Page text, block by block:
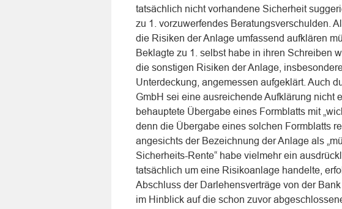
tatsächlich nicht vorhandene Sicherheit
zu 1. vorzuwerfendes Beratungsverschulden.
die Risiken der Anlage umfassend aufklären
Beklagte zu 1. selbst habe in ihren Schreiben
die sonstigen Risiken der Anlage,
Unterdeckung, angemessen aufgeklärt. Auch
GmbH sei eine ausreichende Aufklärung nicht
behauptete Übergabe eines Formblatts mit
denn die Übergabe eines solchen Formblatts
angesichts der Bezeichnung der Anlage als
Sicherheits-Rente“ habe vielmehr ein
tatsächlich um eine Risikoanlage handelte,
Abschluss der Darlehensverträge von der
im Hinblick auf die schon zuvor